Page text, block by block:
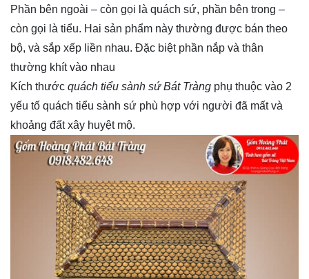
Phần bên ngoài – còn gọi là quách sứ, phần bên trong –
còn gọi là tiểu. Hai sản phẩm này thường được bán theo
bộ, và sắp xếp liền nhau. Đặc biệt phần nắp và thân
thường khít vào nhau
Kích thước quách tiểu sành sứ Bát Tràng phụ thuộc vào 2
yếu tố quách tiểu sành sứ phù hợp với người đã mất và
khoảng đất xây huyệt mộ.